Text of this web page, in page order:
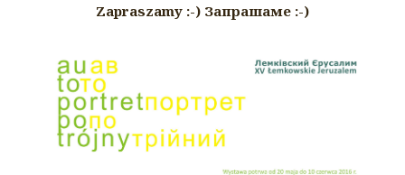
Zapraszamy :-) Запрашаме :-)